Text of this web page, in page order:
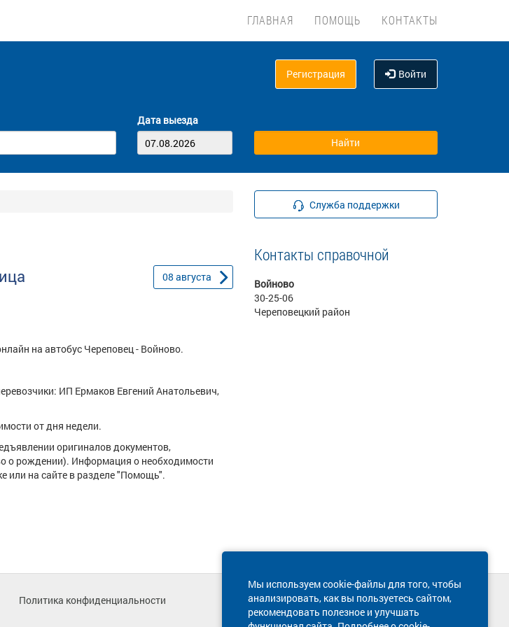
ГЛАВНАЯ ПОМОЩЬ КОНТАКТЫ
Регистрация Войти
Дата выезда
08 августа
на автобус Череповец - Войново.
ИП Ермаков Евгений Анатольевич,
от дня недели.
оригиналов документов,
о рождении). Информация о необходимости
или на сайте в разделе "Помощь".
Служба поддержки
Контакты справочной
Войново
30-25-06
Череповецкий район
Мы используем cookie-файлы для того, чтобы
анализировать, как вы пользуетесь сайтом,
рекомендовать полезное и улучшать
Политика конфиденциальности
Техническая поддержка сайта
8 800 600-03-38